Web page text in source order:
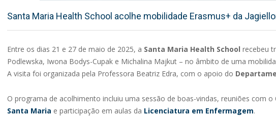
Santa Maria Health School acolhe mobilidade Erasmus+ da
Entre os dias 21 e 27 de maio de 2025, a Santa Maria Health School recebeu
Podlewska, Iwona Bodys-Cupak e Michalina Majkut – no âmbito de uma
A visita foi organizada pela Professora Beatriz Edra, com o apoio do
O programa de acolhimento incluiu uma sessão de boas-vindas, reuniões com
Santa Maria e participação em aulas da Licenciatura em Enfermagem.